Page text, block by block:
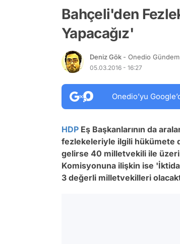
Bahçeli'den
Yapacağız'
Deniz Gök - Onedio
05.03.2016 - 16:27
Onedio’yu
HDP Eş Başkanlarının da
fezlekeleriyle ilgili hükümete
gelirse 40 milletvekili ile
Komisyonuna ilişkin ise
3 değerli milletvekilleri